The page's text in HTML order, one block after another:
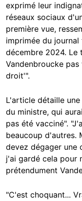
exprimé leur
réseaux sociaux
première vue,
imprimée du
décembre 2024.
Vandenbroucke
droit'".
L'article détaille
du ministre, qui
pas été vacciné".
beaucoup d'autres.
devez dégager une
j'ai gardé cela pour
prétendument
"C'est choquant...